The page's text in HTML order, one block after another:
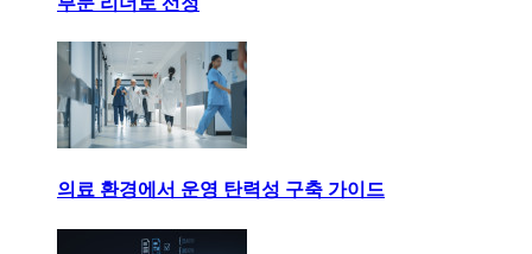
의료 환경에서 운영 탄력성 구축 가이드